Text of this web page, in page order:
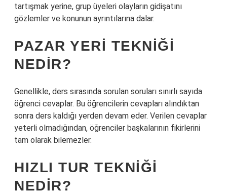
tartışmak yerine, grup üyeleri olayların gidişatını
gözlemler ve konunun ayrıntılarına dalar.
PAZAR YERI TEKNIĞI
NEDIR?
Genellikle, ders sırasında sorulan soruları sınırlı sayıda
öğrenci cevaplar. Bu öğrencilerin cevapları alındıktan
sonra ders kaldığı yerden devam eder. Verilen cevaplar
yeterli olmadığından, öğrenciler başkalarının fikirlerini
tam olarak bilemezler.
HIZLI TUR TEKNIĞI
NEDIR?